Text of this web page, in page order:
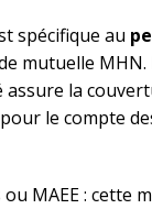
spécifique au
mutuelle
la
le compte
MAEE : cette